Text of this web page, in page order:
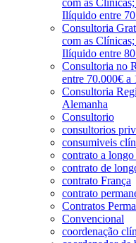
Ilíquido entre
Consultoria
com as
Ilíquido entre
Consultoria no
entre 70.000€ a
Consultoria
Alemanha
Consultorio
consultorios
consumiveis
contrato a
contrato de
contrato França
contrato
Contratos
Convencional
coordenação